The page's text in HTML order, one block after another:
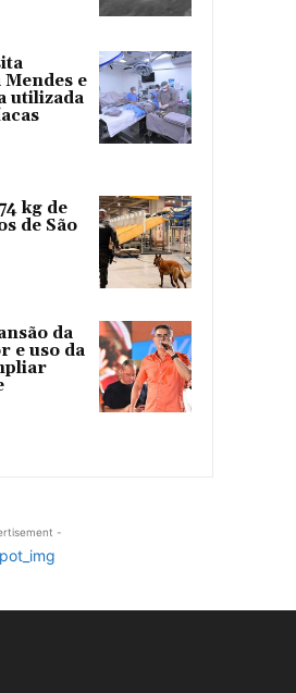
e
utilizada
kg de
de São
da
e uso da
-